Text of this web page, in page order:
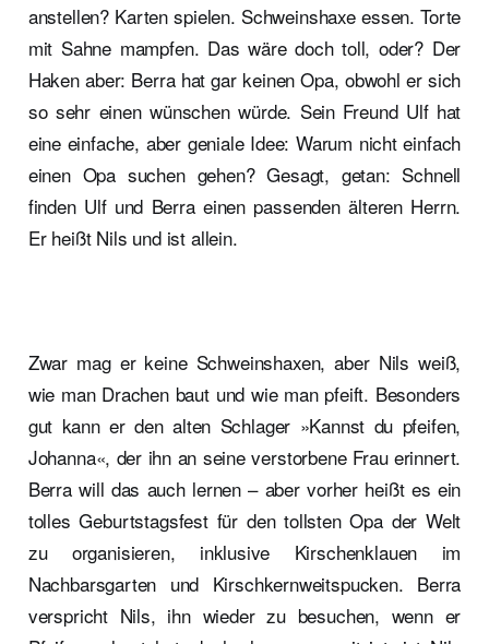
anstellen? Karten spielen. Schweinshaxe essen. Torte
mit Sahne mampfen. Das wäre doch toll, oder? Der
Haken aber: Berra hat gar keinen Opa, obwohl er sich
so sehr einen wünschen würde. Sein Freund Ulf hat
eine einfache, aber geniale Idee: Warum nicht einfach
einen Opa suchen gehen? Gesagt, getan: Schnell
finden Ulf und Berra einen passenden älteren Herrn.
Er heißt Nils und ist allein.
Zwar mag er keine Schweinshaxen, aber Nils weiß,
wie man Drachen baut und wie man pfeift. Besonders
gut kann er den alten Schlager »Kannst du pfeifen,
Johanna«, der ihn an seine verstorbene Frau erinnert.
Berra will das auch lernen – aber vorher heißt es ein
tolles Geburtstagsfest für den tollsten Opa der Welt
zu organisieren, inklusive Kirschenklauen im
Nachbarsgarten und Kirschkernweitspucken. Berra
verspricht Nils, ihn wieder zu besuchen, wenn er